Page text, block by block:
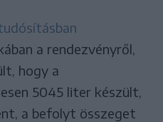
a rendezvényről,
hogy a
5045 liter készült,
a befolyt összeget